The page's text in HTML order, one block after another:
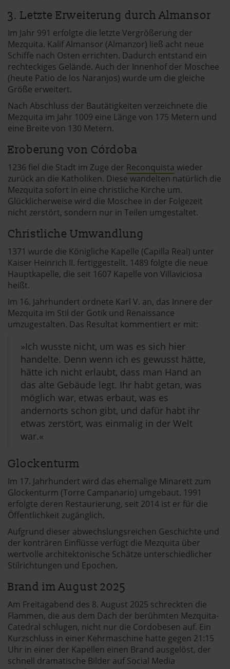
3. Letzte Erweiterung durch Almansor
Im Jahr 991 erfolgte die letzte Vergrößerung der
Mezquita. Kalif Almansor (Almanzor) ließ acht neue
Schiffe nach Osten errichten. Dadurch entstand ein
rechteckiges Gelände. Auch der Innenhof der Moschee
(heute Patio de los Naranjos) wurde um die gleiche
Größe erweitert.
Nach Abschluss der Bautätigkeiten verzeichnete die
Mezquita im Jahr 1009 eine Länge von 175 Metern und
eine Breite von 130 Metern.
Eroberung von Córdoba
1236 fiel die Stadt im Zuge der Reconquista wieder
zurück an die Katholiken. Diese wandelten natürlich die
Mezquita sofort in eine christliche Kirche um.
Glücklicherweise wird die Moschee in der Folgezeit
nicht zerstört, sondern nur in Teilen umgestaltet.
Christliche Umwandlung
1371 wurde die Königliche Kapelle (Capilla Real) unter
Kaiser Heinrich II. fertiggestellt. 1489 folgte die neue
Hauptkapelle, die seit 1607 Kapelle von Villaviciosa
heißt.
Im 16. Jahrhundert ordnete Karl V. an, das Innere der
Mezquita im Stil der Gotik und Renaissance
umzugestalten. Das Resultat kommentiert er mit:
»Ich wusste nicht, um was es sich hier
handelte. Denn wenn ich es gewusst hätte,
hätte ich nicht erlaubt, dass man Hand an
das alte Gebäude legt. Ihr habt getan, was
möglich war, etwas erbaut, was es
andernorts schon gibt, und dafür habt ihr
etwas zerstört, was einmalig in der Welt
war.«
Glockenturm
Im 17. Jahrhundert wird das ehemalige Minarett zum
Glockenturm (Torre Campanario) umgebaut. 1991
erfolgte deren Restaurierung, seit 2014 ist er für die
Öffentlichkeit zugänglich.
Aufgrund dieser abwechslungsreichen Geschichte und
der konträren Einflüsse verfügt die Mezquita über
wertvolle architektonische Schätze unterschiedlicher
Stilrichtungen und Epochen.
Brand im August 2025
Am Freitagabend des 8. August 2025 schreckten die
Flammen, die aus dem Dach der berühmten Mezquita-
Catedral schlugen, nicht nur die Cordobesen auf. Ein
Kurzschluss in einer Kehrmaschine hatte gegen 21:15
Uhr in einer der Kapellen einen Brand ausgelöst, der
schnell dramatische Bilder auf Social Media